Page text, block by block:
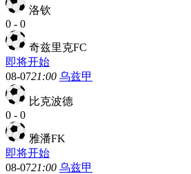
洛钦
0 - 0
奇兹里克FC
即将开始
08-0721:00 乌兹甲
比克波德
0 - 0
雅潘FK
即将开始
08-0721:00 乌兹甲